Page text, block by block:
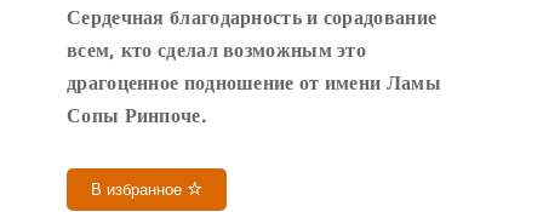
Сердечная благодарность и сорадование
всем, кто сделал возможным это
драгоценное подношение от имени Ламы
Сопы Ринпоче.
В избранное